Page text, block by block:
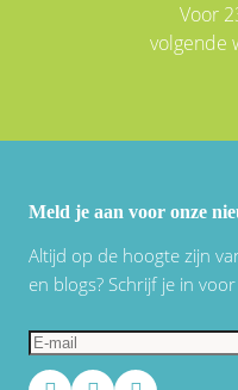
Voor
volgende
Meld je aan voor onze
Altijd op de hoogte zijn
en blogs? Schrijf je in